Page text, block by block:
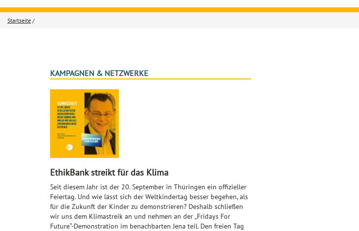
Startseite /
KAMPAGNEN & NETZWERKE
EthikBank streikt für das Klima
Seit diesem Jahr ist der 20. September in Thüringen ein offizieller
Feiertag. Und wie lässt sich der Weltkindertag besser begehen, als
für die Zukunft der Kinder zu demonstrieren? Deshalb schließen
wir uns dem Klimastreik an und nehmen an der „Fridays For
Future“-Demonstration im benachbarten Jena teil. Den freien Tag